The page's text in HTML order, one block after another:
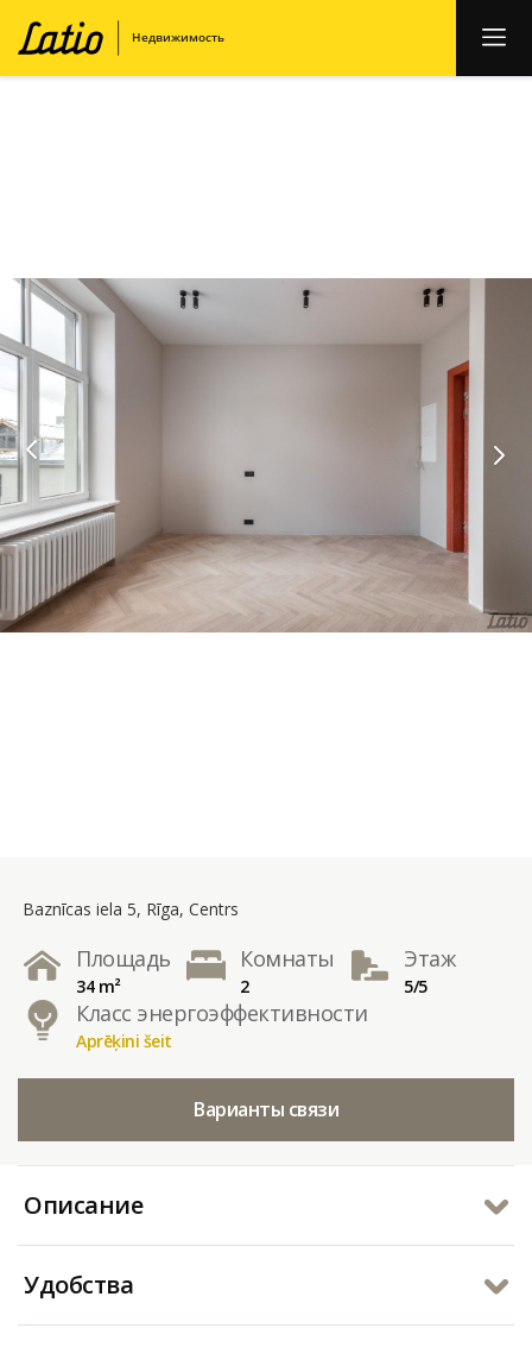
Baznīcas iela 5, Rīga, Centrs
Площадь
34 m²
Комнаты
2
Этаж
5/5
Класс энергоэффективности
Aprēķini šeit
Варианты связи
Описание
Удобства